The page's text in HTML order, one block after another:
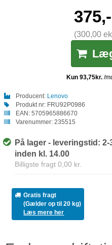
375,-
(300,00
Producent: Lenovo
Produkt nr: FRU92P0986
EAN: 5705965886670
Varenummer: 235515
På lager - leveringstid:
inden kl. 14.00
Billigste fragt 0,00 kr.
Gratis fragt
(Gælder op til 20 kg)
Læs mere her